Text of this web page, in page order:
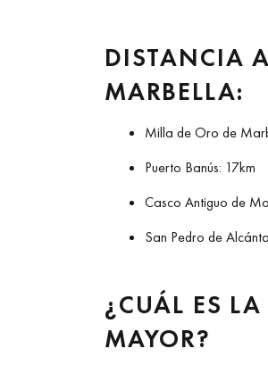
DISTANCIA
MARBELLA:
Milla de Oro de
Puerto Banús: 17km
Casco Antiguo de
San Pedro de
¿CUÁL ES
MAYOR?